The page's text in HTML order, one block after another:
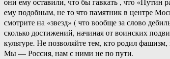
ему подобным, не то что памятник в центре
смотрите на «звезд» ( что вообще за слово
сколько достижений, начиная от воинских
культуре. Не позволяйте тем, кто родил
Мы — Россия, нам с ними не по пути.